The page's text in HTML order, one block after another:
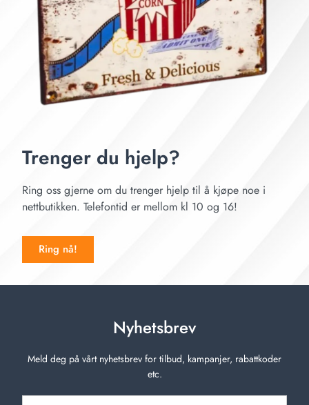
Trenger du hjelp?
Ring oss gjerne om du trenger hjelp til å kjøpe noe i
nettbutikken. Telefontid er mellom kl 10 og 16!
Ring nå!
Nyhetsbrev
Meld deg på vårt nyhetsbrev for tilbud, kampanjer, rabattkoder
etc.